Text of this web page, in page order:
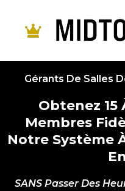
Gérants De Salles
Obtenez 15
Membres
Notre Système
SANS Passer Des